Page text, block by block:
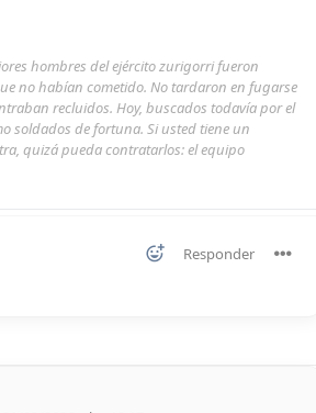
hombres del ejército zurigorri fueron
no habían cometido. No tardaron en fugarse
recluidos. Hoy, buscados todavía por el
soldados de fortuna. Si usted tiene un
quizá pueda contratarlos: el equipo
Responder